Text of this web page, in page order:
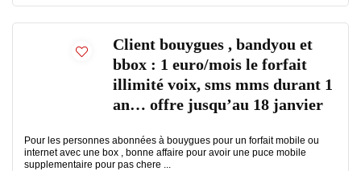
Client bouygues , bandyou et
bbox : 1 euro/mois le forfait
illimité voix, sms mms durant 1
an… offre jusqu’au 18 janvier
Pour les personnes abonnées à bouygues pour un forfait mobile ou
internet avec une box , bonne affaire pour avoir une puce mobile
supplementaire pour pas chere ...